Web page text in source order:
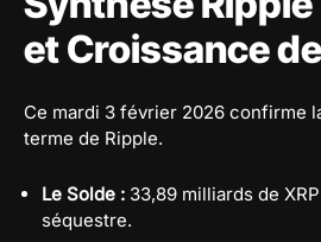
et Croissance
Ce mardi 3 février 2026 confirme
terme de Ripple.
Le Solde : 33,89 milliards de
séquestre.